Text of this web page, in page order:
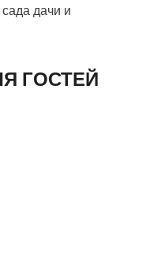
дачи и
ГОСТЕЙ